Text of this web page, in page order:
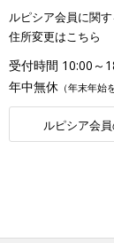
ルピシア会員に関す
住所変更はこちら
受付時間 10:00～
年中無休 （年末年始
ルピシア会